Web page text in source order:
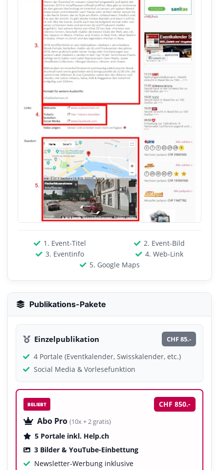
1. Event-Titel
2. Event-Bild
3. Eventinfo
4. Web-Link
5. Google Maps
Publikations-Pakete
Einzelpublikation CHF 85.-
4 Portale (Eventkalender, Swisskalender, etc.)
Social Media & Vorlesefunktion
BELIEBT CHF 850.-
Abo Pro (10x + 2 gratis)
5 Portale inkl. Help.ch
3 Bilder & YouTube-Einbettung
Newsletter-Werbung inklusive